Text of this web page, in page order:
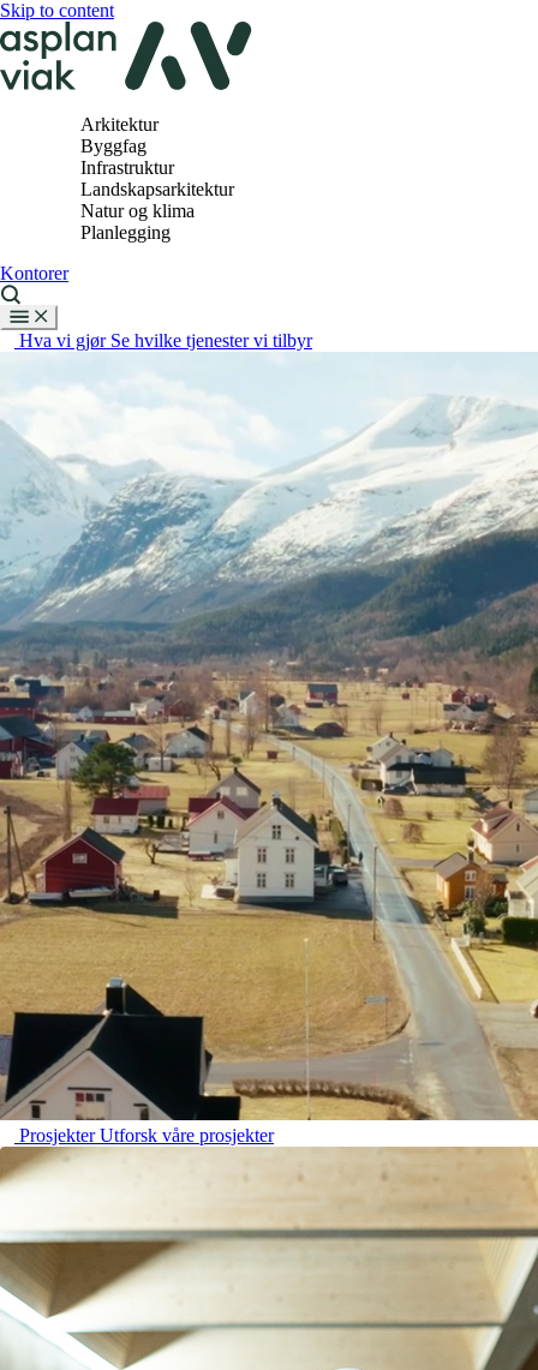
Skip to content
Arkitektur
Byggfag
Infrastruktur
Landskapsarkitektur
Natur og klima
Planlegging
Kontorer
Hva vi gjør Se hvilke tjenester vi tilbyr
ProsjekterUtforsk våre prosjekter